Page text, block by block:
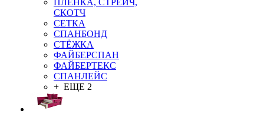
ПЛЁНКА, СТРЕЙЧ,
СКОТЧ
СЕТКА
СПАНБОНД
СТЁЖКА
ФАЙБЕРСПАН
ФАЙБЕРТЕКС
СПАНЛЕЙС
+ ЕЩЕ 2